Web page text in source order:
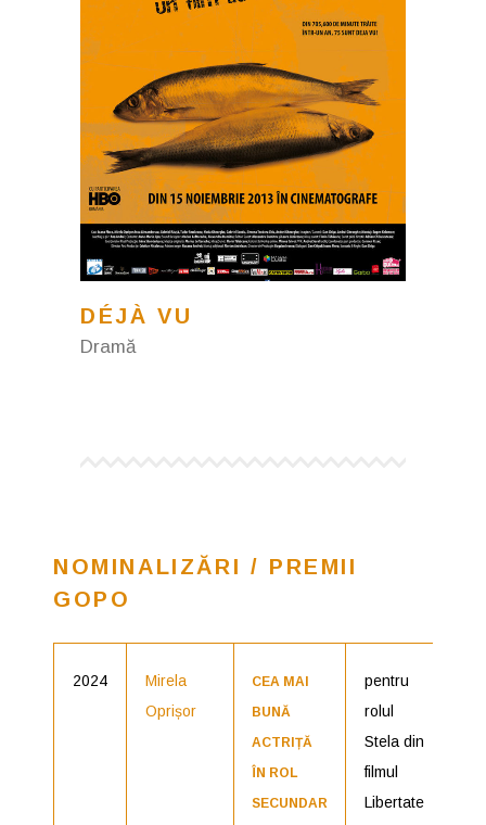
DÉJÀ VU
Dramă
NOMINALIZĂRI / PREMII
GOPO
2024
Mirela
Oprișor
CEA MAI
BUNĂ
ACTRIȚĂ
ÎN ROL
SECUNDAR
pentru
rolul
Stela din
filmul
Libertate